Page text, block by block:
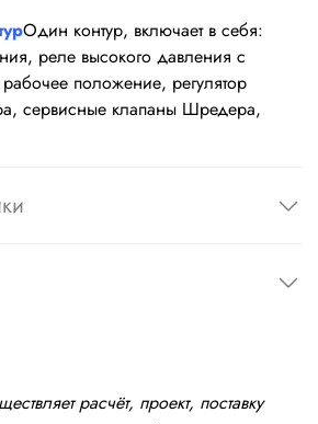
Один контур, включает в себя:
реле высокого давления с
положение, регулятор
сервисные клапаны Шредера,
расчёт, проект, поставку